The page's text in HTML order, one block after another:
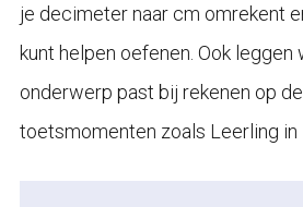
je decimeter naar cm omrekent
kunt helpen oefenen. Ook leggen
onderwerp past bij rekenen op
toetsmomenten zoals Leerling in